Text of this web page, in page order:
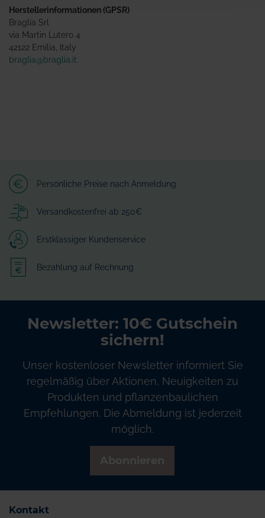
Herstellerinformationen (GPSR)
Braglia Srl
via Martin Lutero 4
42122 Emilia, Italy
braglia@braglia.it
Persönliche Preise nach Anmeldung
Versandkostenfrei ab 250€
Erstklassiger Kundenservice
Bezahlung auf Rechnung
Newsletter: 10€ Gutschein
sichern!
Unser kostenloser Newsletter informiert Sie
regelmäßig über Aktionen, Neuigkeiten zu
Produkten und pflanzenbaulichen
Empfehlungen. Die Abmeldung ist jederzeit
möglich.
Kontakt